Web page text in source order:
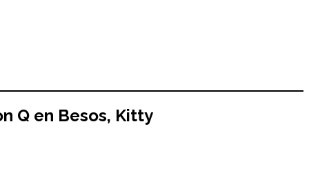
Q en Besos, Kitty